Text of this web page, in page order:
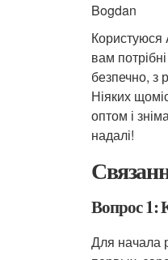
Bogdan
Користуюся
вам
безпечно, з
Ніяких
оптом і
надалі!
Вопрос 1:
Для начала